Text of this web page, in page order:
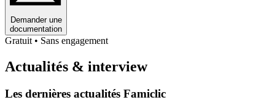
Demander une
documentation
Gratuit • Sans engagement
Actualités & interview
Les dernières actualités Famiclic